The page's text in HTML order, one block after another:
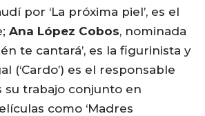
por ‘La próxima piel’, es el
Ana López Cobos, nominada
te cantará’, es la figurinista y
(‘Cardo’) es el responsable
su trabajo conjunto en
como ‘Madres